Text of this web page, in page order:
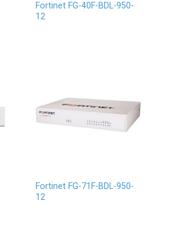
Fortinet FG-40F-BDL-950-
12
Fortinet FG-71F-BDL-950-
12